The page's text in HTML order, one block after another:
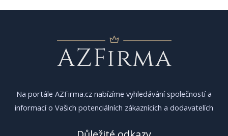
Na portále AZFirma.cz nabízíme vyhledávání společností a
informací o Vašich potenciálních zákaznících a dodavatelích